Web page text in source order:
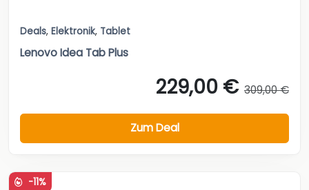
Deals, Elektronik, Tablet
Lenovo Idea Tab Plus
229,00 € 309,00 €
Zum Deal
-11%